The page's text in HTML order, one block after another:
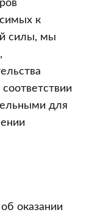
к
силы, мы
для
оказании